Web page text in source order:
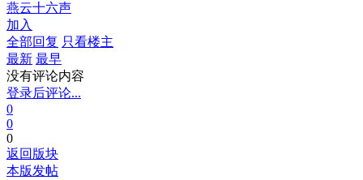
燕云十六声
加入
全部回复 只看楼主
最新 最早
没有评论内容
登录后评论...
0
0
0
返回版块
本版发帖